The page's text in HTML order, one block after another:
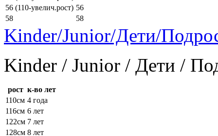
56 (110-увелич.рост) 56
58
58
Kinder/Junior/Дети/
Kinder / Junior / Дети /
рост к-во лет
110см 4 года
116см 6 лет
122см 7 лет
128см 8 лет